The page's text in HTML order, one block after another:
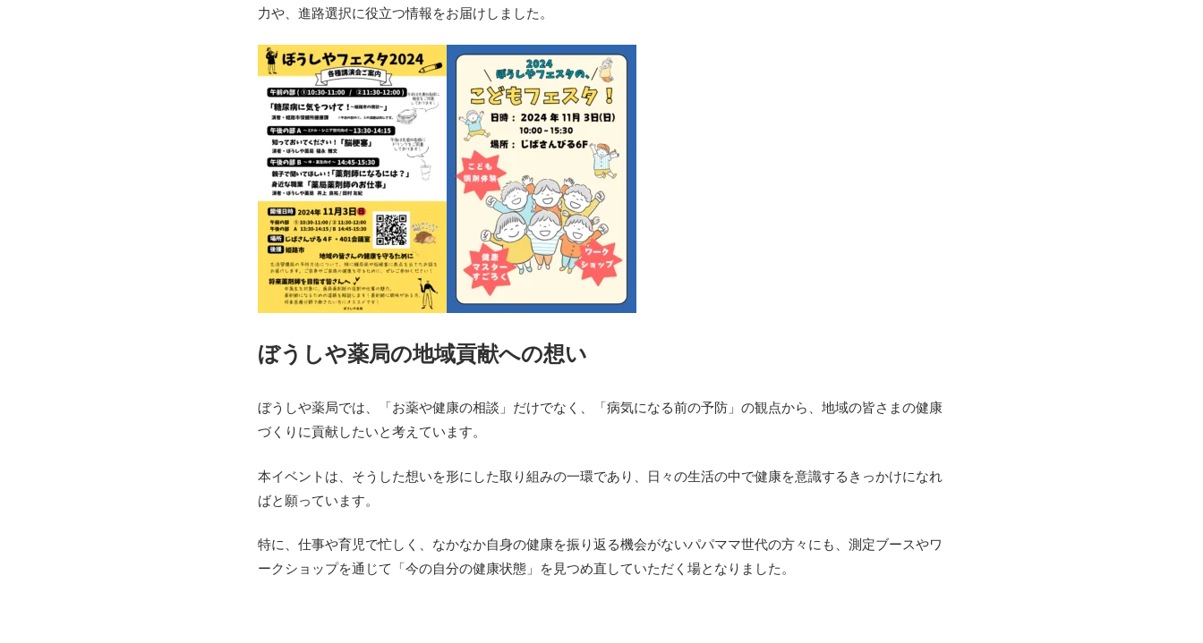
力や、 進路選択に役立つ情報をお届けしました。
ぼうしや薬局の地域貢献への想い
ぼうしや薬局では、「お薬や健康の相談」だけでなく、「病気になる前の予防」の観点から、 地域の皆さまの健康
づくりに貢献したいと考えています。
本イベントは、そうした想いを形にした取り組みの一環であり、
日々の生活の中で健康を意識するきっかけになれ
ばと願っています。
特に、仕事や育児で忙しく、 なかなか自身の健康を振り返る機会がないパパママ世代の方々にも
、測定ブースやワ
ークショップを通じて「今の自分の健康状態」
を見つめ直していただく場となりました。